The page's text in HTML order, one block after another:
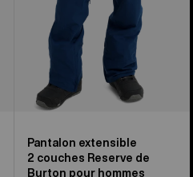
hommes
Pantalon extensible
2 couches Reserve de
Burton pour hommes